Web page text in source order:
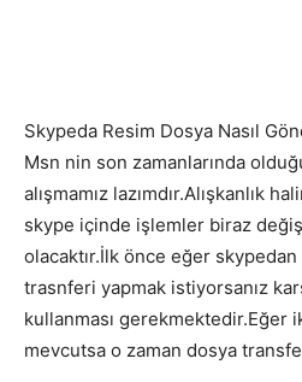
Skypeda Resim Dosya Nasıl
Msn nin son zamanlarında
alışmamız lazımdır.Alışkanlık
skype içinde işlemler biraz
olacaktır.İlk önce eğer
trasnferi yapmak istiyorsanız
kullanması gerekmektedir.Eğer
mevcutsa o zaman dosya